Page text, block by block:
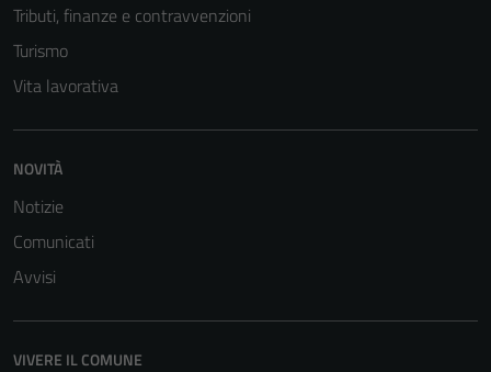
Tributi, finanze e contravvenzioni
Turismo
Vita lavorativa
NOVITÀ
Notizie
Comunicati
Avvisi
VIVERE IL COMUNE